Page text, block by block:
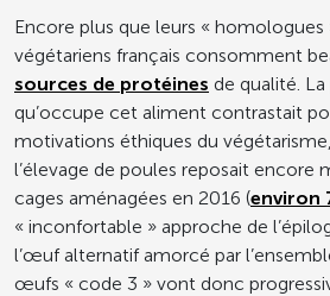
Encore plus que leurs « homologues
végétariens français consomment
sources de protéines de qualité.
qu’occupe cet aliment contrastait
motivations éthiques du
l’élevage de poules reposait encore
cages aménagées en 2016 (environ
« inconfortable » approche de
l’œuf alternatif amorcé par
œufs « code 3 » vont donc